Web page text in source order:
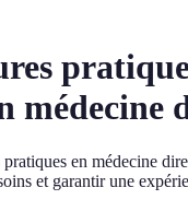
médecine
en médecine
et garantir une